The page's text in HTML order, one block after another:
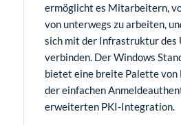
ermöglicht es Mitarbeitern,
von unterwegs zu arbeiten,
sich mit der Infrastruktur des
verbinden. Der Windows
bietet eine breite Palette von
der einfachen
erweiterten PKI-Integration.